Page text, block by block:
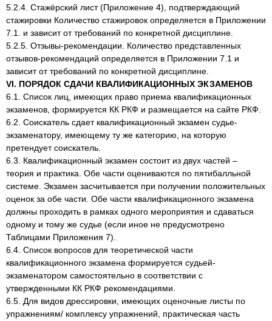
5.2.4. Стажёрский лист (Приложение 4), подтверждающий
стажировки Количество стажировок определяется в Приложении
7.1. и зависит от требований по конкретной дисциплине.
5.2.5. Отзывы-рекомендации. Количество представленных
отзывов-рекомендаций определяется в Приложении 7.1 и
зависит от требований по конкретной дисциплине.
VI. ПОРЯДОК СДАЧИ КВАЛИФИКАЦИОННЫХ ЭКЗАМЕНОВ
6.1. Список лиц, имеющих право приема квалификационных
экзаменов, формируется КК РКФ и размещается на сайте РКФ.
6.2. Соискатель сдает квалификационный экзамен судье-
экзаменатору, имеющему ту же категорию, на которую
претендует соискатель.
6.3. Квалификационный экзамен состоит из двух частей –
теория и практика. Обе части оцениваются по пятибалльной
системе. Экзамен засчитывается при получении положительных
оценок за обе части. Обе части квалификационного экзамена
должны проходить в рамках одного мероприятия и сдаваться
одному и тому же судье (если иное не предусмотрено
Таблицами Приложения 7).
6.4. Список вопросов для теоретической части
квалификационного экзамена формируется судьей-
экзаменатором самостоятельно в соответствии с
утвержденными КК РКФ рекомендациями.
6.5. Для видов дрессировки, имеющих оценочные листы по
упражнениям/ комплексу упражнений, практическая часть